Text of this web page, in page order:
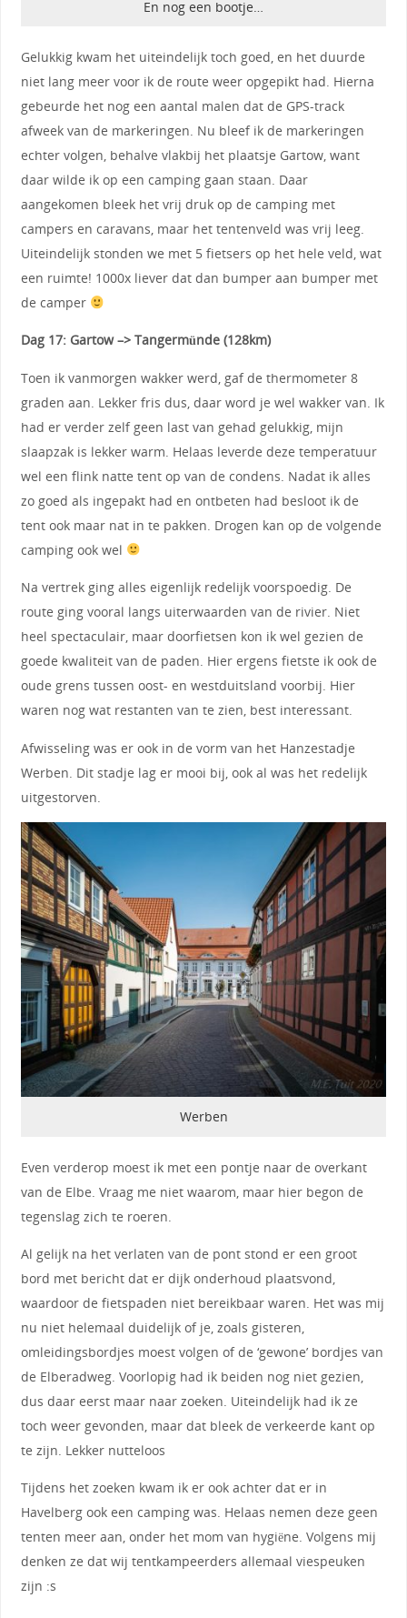
En nog een bootje…
Gelukkig kwam het uiteindelijk toch goed, en het duurde
niet lang meer voor ik de route weer opgepikt had. Hierna
gebeurde het nog een aantal malen dat de GPS-track
afweek van de markeringen. Nu bleef ik de markeringen
echter volgen, behalve vlakbij het plaatsje Gartow, want
daar wilde ik op een camping gaan staan. Daar
aangekomen bleek het vrij druk op de camping met
campers en caravans, maar het tentenveld was vrij leeg.
Uiteindelijk stonden we met 5 fietsers op het hele veld, wat
een ruimte! 1000x liever dat dan bumper aan bumper met
de camper
Dag 17: Gartow –> Tangermünde (128km)
Toen ik vanmorgen wakker werd, gaf de thermometer 8
graden aan. Lekker fris dus, daar word je wel wakker van. Ik
had er verder zelf geen last van gehad gelukkig, mijn
slaapzak is lekker warm. Helaas leverde deze temperatuur
wel een flink natte tent op van de condens. Nadat ik alles
zo goed als ingepakt had en ontbeten had besloot ik de
tent ook maar nat in te pakken. Drogen kan op de volgende
camping ook wel
Na vertrek ging alles eigenlijk redelijk voorspoedig. De
route ging vooral langs uiterwaarden van de rivier. Niet
heel spectaculair, maar doorfietsen kon ik wel gezien de
goede kwaliteit van de paden. Hier ergens fietste ik ook de
oude grens tussen oost- en westduitsland voorbij. Hier
waren nog wat restanten van te zien, best interessant.
Afwisseling was er ook in de vorm van het Hanzestadje
Werben. Dit stadje lag er mooi bij, ook al was het redelijk
uitgestorven.
Werben
Even verderop moest ik met een pontje naar de overkant
van de Elbe. Vraag me niet waarom, maar hier begon de
tegenslag zich te roeren.
Al gelijk na het verlaten van de pont stond er een groot
bord met bericht dat er dijk onderhoud plaatsvond,
waardoor de fietspaden niet bereikbaar waren. Het was mij
nu niet helemaal duidelijk of je, zoals gisteren,
omleidingsbordjes moest volgen of de ‘gewone’ bordjes van
de Elberadweg. Voorlopig had ik beiden nog niet gezien,
dus daar eerst maar naar zoeken. Uiteindelijk had ik ze
toch weer gevonden, maar dat bleek de verkeerde kant op
te zijn. Lekker nutteloos
Tijdens het zoeken kwam ik er ook achter dat er in
Havelberg ook een camping was. Helaas nemen deze geen
tenten meer aan, onder het mom van hygiëne. Volgens mij
denken ze dat wij tentkampeerders allemaal viespeuken
zijn :s